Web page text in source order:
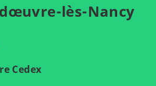
lès-Nancy
Cedex